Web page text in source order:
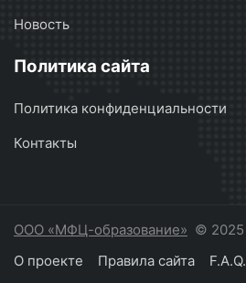
Новость
Политика сайта
Политика конфиденциальности
Контакты
ООО «МФЦ-образование» © 2025
О проекте
Правила сайта F.A.Q.